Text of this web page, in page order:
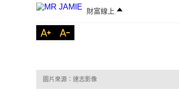
財富線上
圖片來源：達志影像